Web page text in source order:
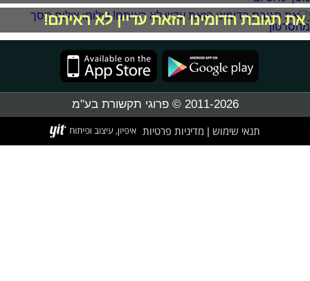
את תגובת הדומינו הזאת עדיין לא ראיתם!
2011-2026 © פרוגי תקשורת בע"מ
תנאי שימוש מדיניות פרטיות